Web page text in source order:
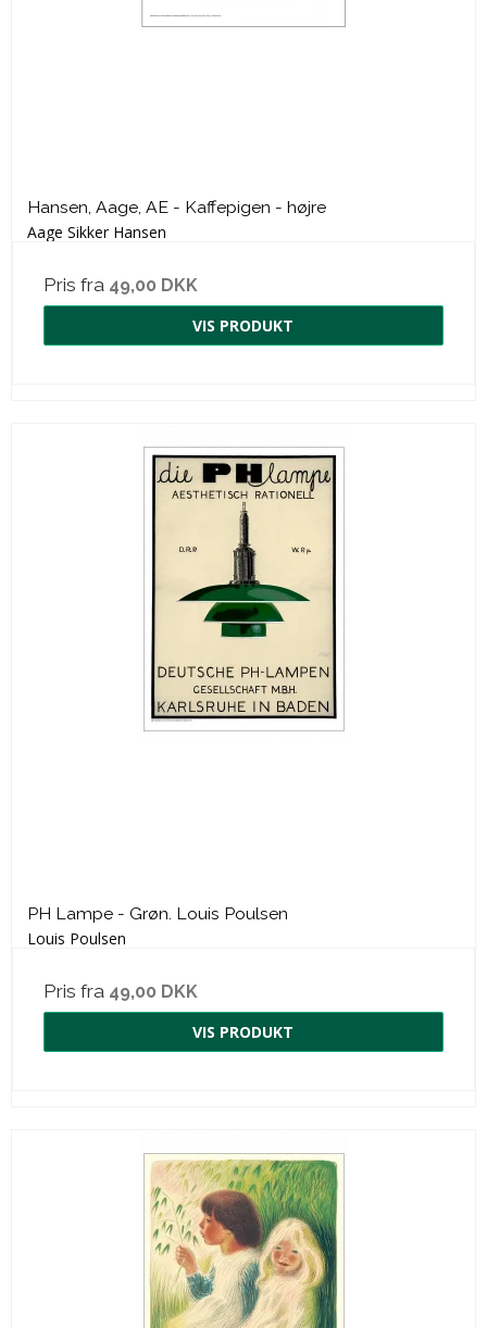
Hansen, Aage, AE - Kaffepigen - højre
Aage Sikker Hansen
Pris fra 49,00 DKK
VIS PRODUKT
PH Lampe - Grøn. Louis Poulsen
Louis Poulsen
Pris fra 49,00 DKK
VIS PRODUKT